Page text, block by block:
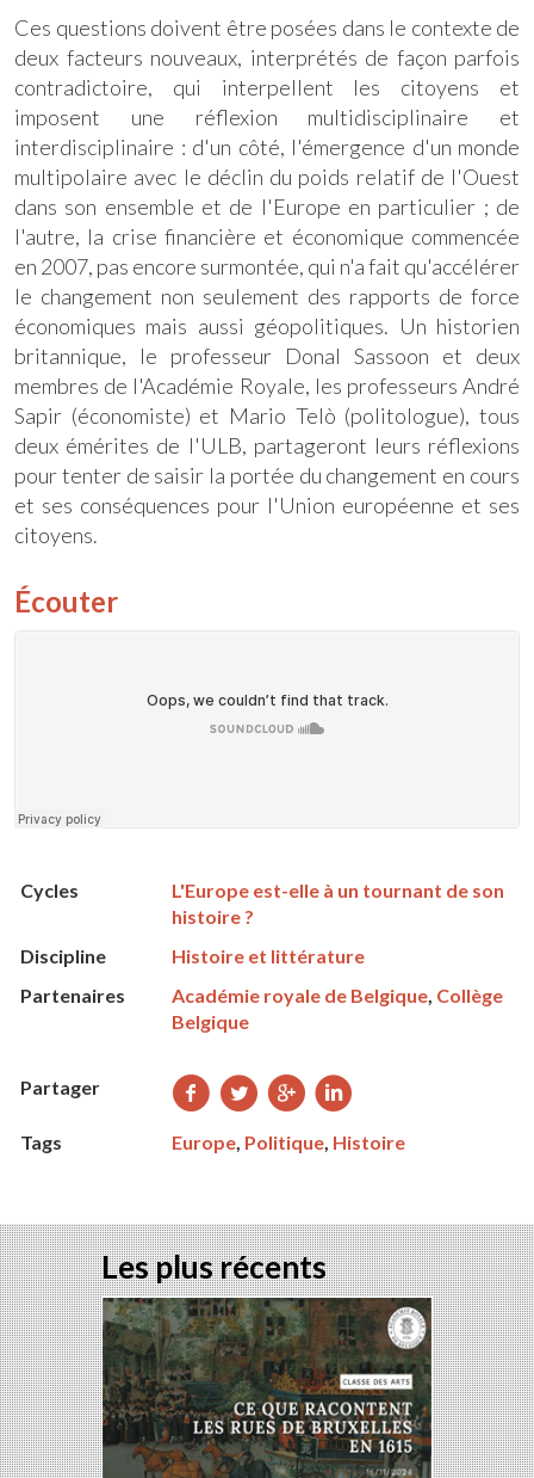
Ces questions doivent être posées dans le contexte de
deux facteurs nouveaux, interprétés de façon parfois
contradictoire, qui interpellent les citoyens et
imposent une réflexion multidisciplinaire et
interdisciplinaire : d'un côté, l'émergence d'un monde
multipolaire avec le déclin du poids relatif de l'Ouest
dans son ensemble et de l'Europe en particulier ; de
l'autre, la crise financière et économique commencée
en 2007, pas encore surmontée, qui n'a fait qu'accélérer
le changement non seulement des rapports de force
économiques mais aussi géopolitiques. Un historien
britannique, le professeur Donal Sassoon et deux
membres de l'Académie Royale, les professeurs André
Sapir (économiste) et Mario Telò (politologue), tous
deux émérites de l'ULB, partageront leurs réflexions
pour tenter de saisir la portée du changement en cours
et ses conséquences pour l'Union européenne et ses
citoyens.
Écouter
Cycles
L'Europe est-elle à un tournant de son
histoire ?
Discipline
Histoire et littérature
Partenaires
Académie royale de Belgique, Collège
Belgique
Partager
Partager
sur
Partager
sur
Partager
sursur
Tags Europe, Politique, Histoire
Les plus récents